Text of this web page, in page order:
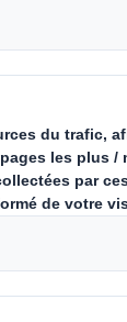
et les
ces